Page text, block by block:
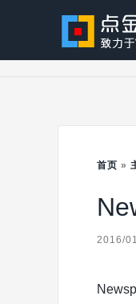
首页 »
2016/